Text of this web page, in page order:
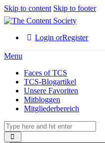
Skip to content Skip to footer
Login orRegister
Menu
Faces of TCS
TCS-Blogartikel
Unsere Favoriten
Mitbloggen
Mitgliederbereich